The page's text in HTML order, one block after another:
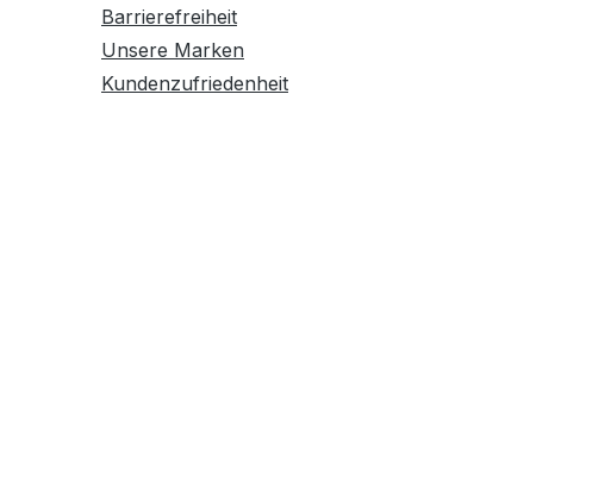
Barrierefreiheit
Unsere Marken
Kundenzufriedenheit